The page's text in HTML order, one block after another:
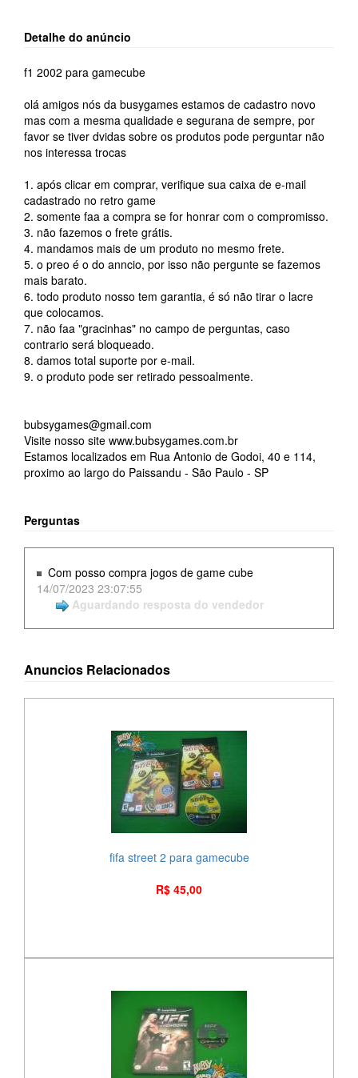
Detalhe do anúncio
f1 2002 para gamecube
olá amigos nós da busygames estamos de cadastro novo
mas com a mesma qualidade e segurana de sempre, por
favor se tiver dvidas sobre os produtos pode perguntar não
nos interessa trocas
1. após clicar em comprar, verifique sua caixa de e-mail
cadastrado no retro game
2. somente faa a compra se for honrar com o compromisso.
3. não fazemos o frete grátis.
4. mandamos mais de um produto no mesmo frete.
5. o preo é o do anncio, por isso não pergunte se fazemos
mais barato.
6. todo produto nosso tem garantia, é só não tirar o lacre
que colocamos.
7. não faa "gracinhas" no campo de perguntas, caso
contrario será bloqueado.
8. damos total suporte por e-mail.
9. o produto pode ser retirado pessoalmente.
bubsygames@gmail.com
Visite nosso site www.bubsygames.com.br
Estamos localizados em Rua Antonio de Godoi, 40 e 114,
proximo ao largo do Paissandu - São Paulo - SP
Perguntas
Com posso compra jogos de game cube
14/07/2023 23:07:55
Aguardando resposta do vendedor
Anuncios Relacionados
fifa street 2 para gamecube
R$ 45,00